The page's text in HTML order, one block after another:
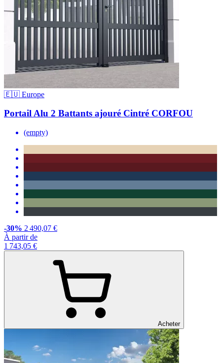
🇪🇺 Europe
Portail Alu 2 Battants ajouré Cintré CORFOU
(empty)
-30% 2 490,07 €
À partir de
1 743,05 €
Acheter